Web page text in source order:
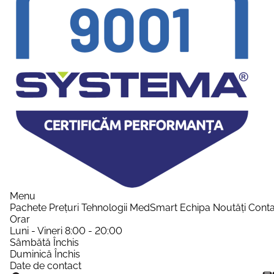
Menu
Pachete Prețuri Tehnologii MedSmart Echipa Noutăți
Orar
Luni - Vineri 8:00 - 20:00
Sâmbătă Închis
Duminică Închis
Date de contact